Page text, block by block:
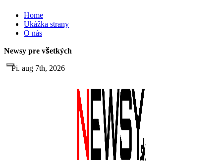
Skip
content
Home
Ukážka strany
O nás
Newsy pre všetkých
Pi. aug 7th, 2026